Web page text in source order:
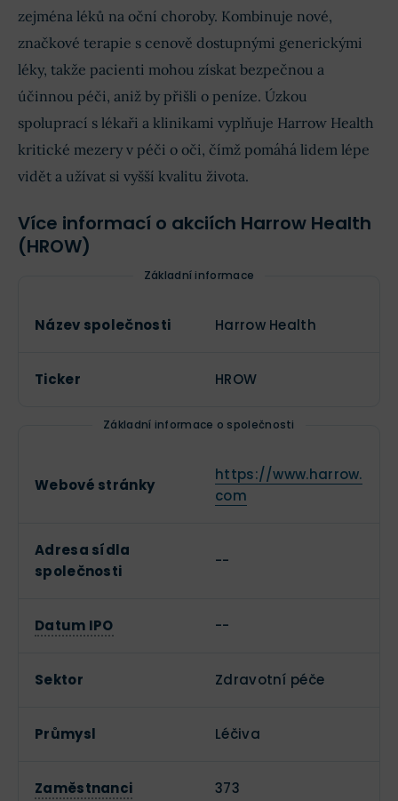
zejména léků na oční choroby. Kombinuje nové,
značkové terapie s cenově dostupnými generickými
léky, takže pacienti mohou získat bezpečnou a
účinnou péči, aniž by přišli o peníze. Úzkou
spoluprací s lékaři a klinikami vyplňuje Harrow Health
kritické mezery v péči o oči, čímž pomáhá lidem lépe
vidět a užívat si vyšší kvalitu života.
Více informací o akciích Harrow Health
(HROW)
Základní informace
Název společnosti Harrow Health
Ticker HROW
Základní informace o společnosti
Webové stránky
https://www.harrow.
com
Adresa sídla
společnosti
--
Datum IPO --
Sektor Zdravotní péče
Průmysl Léčiva
Zaměstnanci 373